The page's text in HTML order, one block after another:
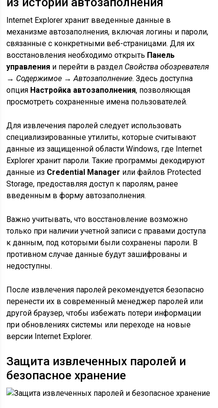
Internet Explorer хранит введенные данные в
механизме автозаполнения, включая логины и пароли,
связанные с конкретными веб-страницами. Для их
восстановления необходимо открыть Панель
управления и перейти в раздел Свойства обозревателя
→ Содержимое → Автозаполнение. Здесь доступна
опция Настройка автозаполнения, позволяющая
просмотреть сохраненные имена пользователей.
Для извлечения паролей следует использовать
специализированные утилиты, которые считывают
данные из защищенной области Windows, где Internet
Explorer хранит пароли. Такие программы декодируют
данные из Credential Manager или файлов Protected
Storage, предоставляя доступ к паролям, ранее
введенным в форму автозаполнения.
Важно учитывать, что восстановление возможно
только при наличии учетной записи с правами доступа
к данным, под которыми были сохранены пароли. В
противном случае данные будут зашифрованы и
недоступны.
После извлечения паролей рекомендуется безопасно
перенести их в современный менеджер паролей или
другой браузер, чтобы избежать потери информации
при обновлениях системы или переходе на новые
версии Internet Explorer.
Защита извлеченных паролей и
безопасное хранение